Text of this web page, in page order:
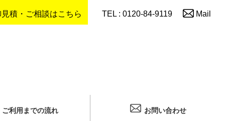
積・ご相談はこちら TEL : 0120-84-9119 Mail
ご利用までの流れ お問い合わせ